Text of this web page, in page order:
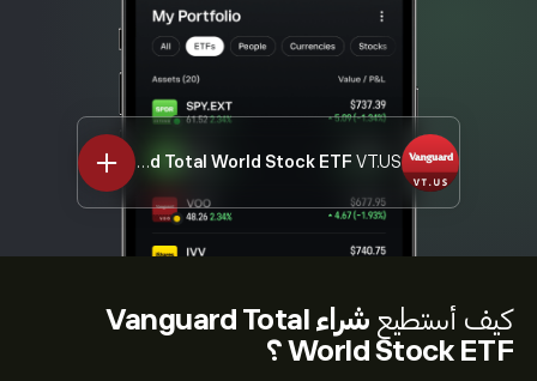
Vanguard Total World Stock ETF VT.US
كيف أستطيع
شراء Vanguard Total
World Stock ETF ؟